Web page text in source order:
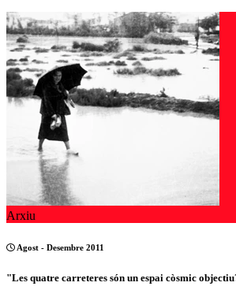
Arxiu
Agost - Desembre 2011
"Les quatre carreteres són un espai còsmic